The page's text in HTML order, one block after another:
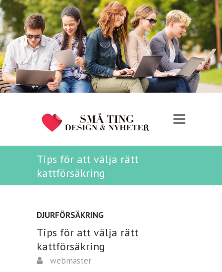
Tips för att välja rätt
kattförsäkring
DJURFÖRSÄKRING
Tips för att välja rätt
kattförsäkring
webmaster